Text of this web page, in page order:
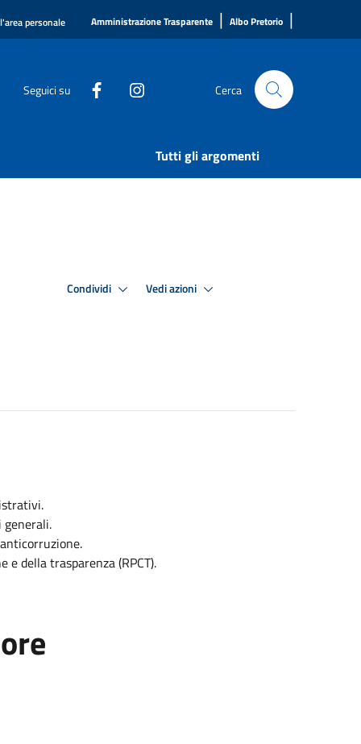
personale Amministrazione Trasparente | Albo Pretorio |
Seguici su Cerca
Tutti gli argomenti
Condividi Vedi azioni
e della trasparenza (RPCT).